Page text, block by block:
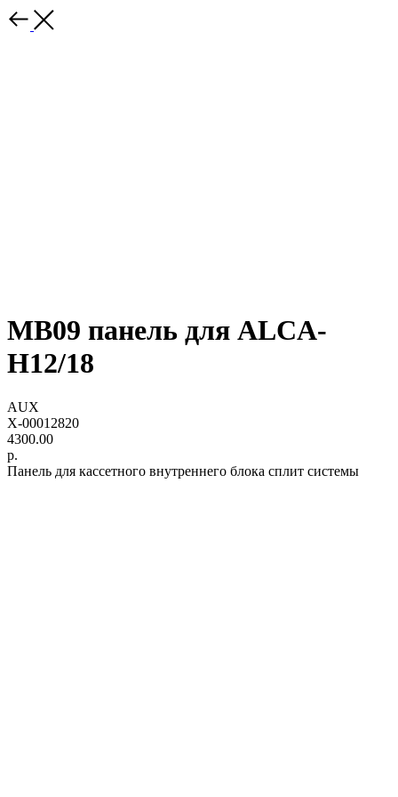
MB09 панель для ALCA-
H12/18
AUX
X-00012820
4300.00
р.
Панель для кассетного внутреннего блока сплит системы